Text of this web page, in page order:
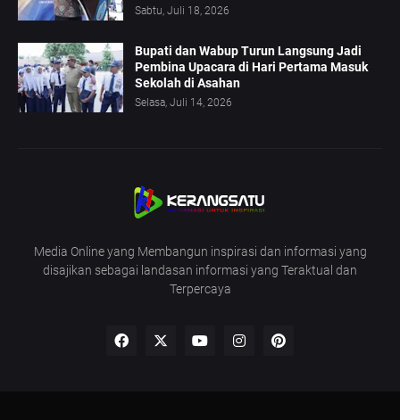
Sabtu, Juli 18, 2026
Bupati dan Wabup Turun Langsung Jadi
Pembina Upacara di Hari Pertama Masuk
Sekolah di Asahan
Selasa, Juli 14, 2026
Media Online yang Membangun inspirasi dan informasi yang
disajikan sebagai landasan informasi yang Teraktual dan
Terpercaya